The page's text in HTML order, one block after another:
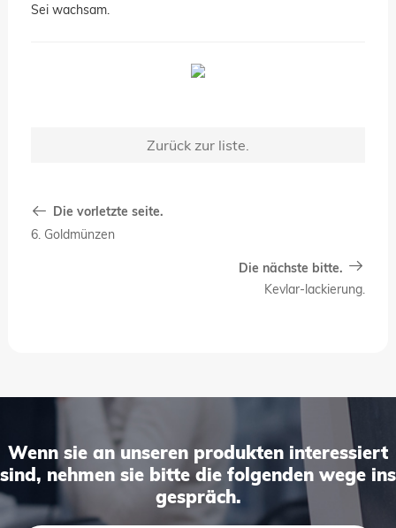
Sei wachsam.
Zurück zur liste.
Die vorletzte seite.
6. Goldmünzen
Die nächste bitte.
Kevlar-lackierung.
Wenn sie an unseren produkten interessiert
sind, nehmen sie bitte die folgenden wege ins
gespräch.